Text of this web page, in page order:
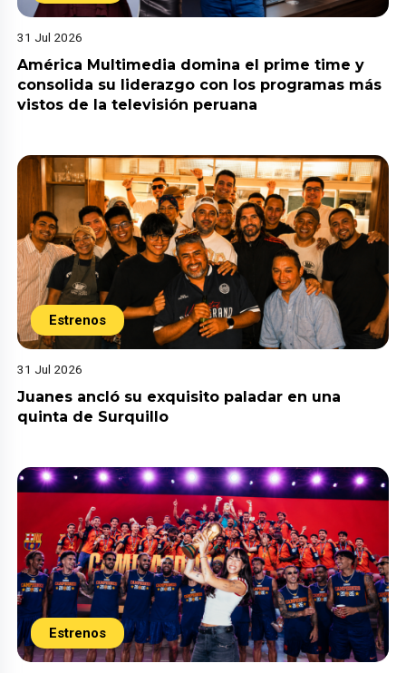
31 Jul 2026
América Multimedia domina el prime time y
consolida su liderazgo con los programas más
vistos de la televisión peruana
Estrenos
31 Jul 2026
Juanes ancló su exquisito paladar en una
quinta de Surquillo
Estrenos